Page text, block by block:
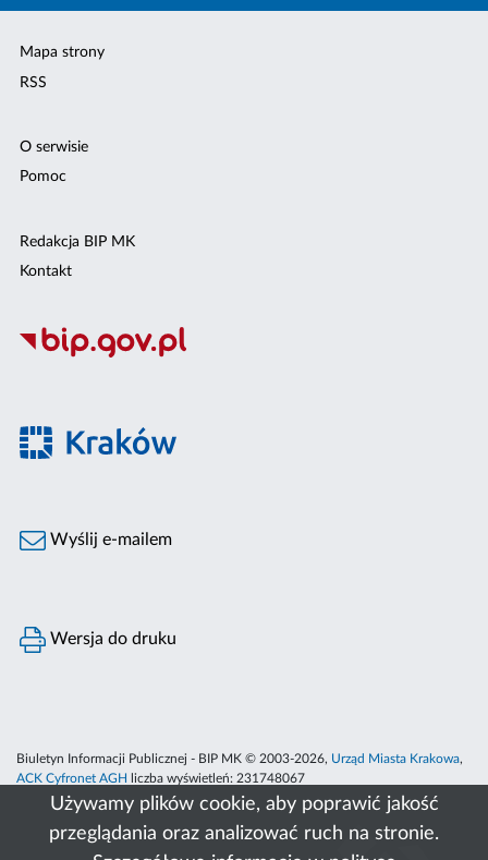
Używamy plików cookie, aby poprawić jakość
przeglądania oraz analizować ruch na stronie.
Mapa strony
RSS
O serwisie
Pomoc
Redakcja BIP MK
Kontakt
Wyślij e-mailem
Wersja do druku
Biuletyn Informacji Publicznej - BIP MK © 2003-2026, Urząd Miasta Krakowa,
ACK Cyfronet AGH
liczba wyświetleń: 231748067